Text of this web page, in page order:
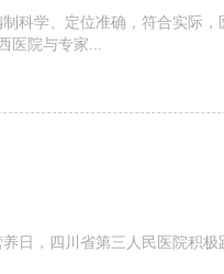
科学、定位准确，符合实际，
院与专家...
，四川省第三人民医院积